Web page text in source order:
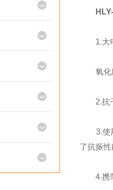
1.大电
氧化膜
2.抗干
3.使用
了抗振
4.携带